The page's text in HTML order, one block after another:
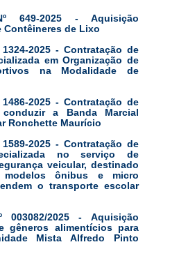
649-2025 - Aquisição
Contêineres de Lixo
1324-2025 - Contratação de
em Organização de
na Modalidade de
1486-2025 - Contratação de
a Banda Marcial
Ronchette Maurício
1589-2025 - Contratação de
no serviço de
veicular, destinado
ônibus e micro
o transporte escolar
003082/2025 - Aquisição
gêneros alimentícios para
Mista Alfredo Pinto